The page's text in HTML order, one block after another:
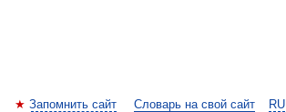
RU
Запомнить сайт Словарь на свой сайт